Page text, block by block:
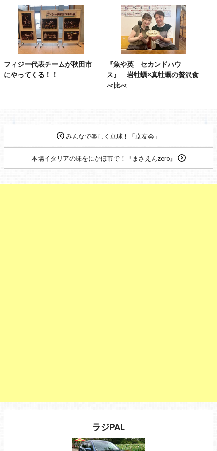
フィジー代表チームが秋田市
にやってくる！！
『魚や英 セカンドハウ
ス』 岩牡蠣×真牡蠣の贅沢食
べ比べ
みんなで楽しく卓球！「卓友会」
本場イタリアの味をにかほ市で！『まさえんzero』
ラジPAL